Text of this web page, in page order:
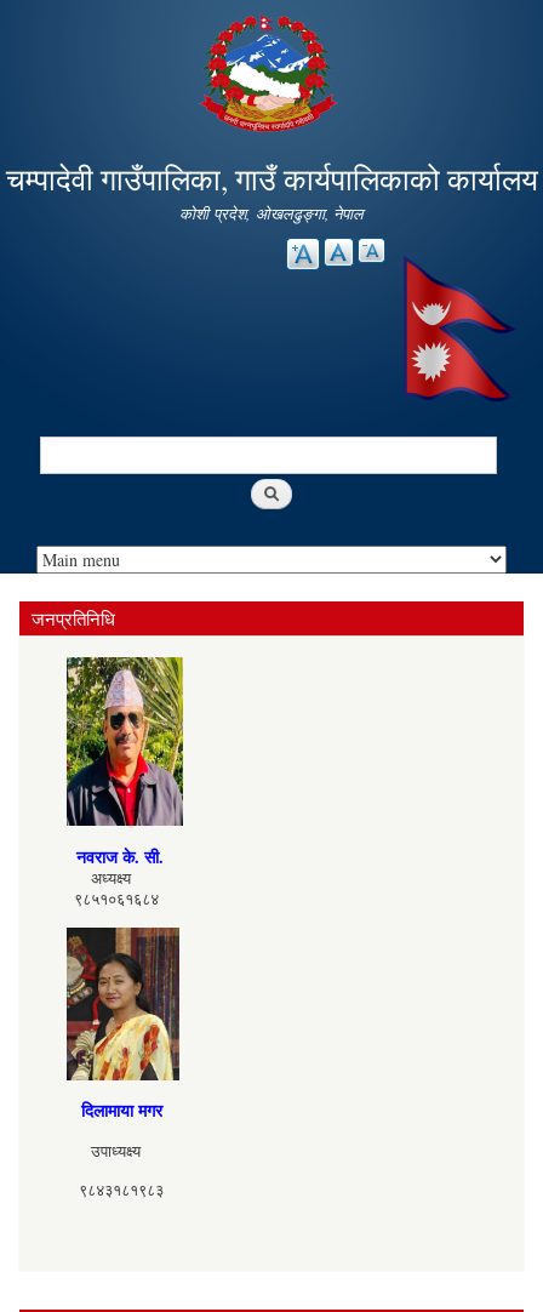
main
content
चम्पादेवी गाउँपालिका, गाउँ कार्यपालिकाको कार्यालय
कोशी प्रदेश, ओखलढुङ्गा, नेपाल
Search
जनप्रतिनिधि
नवराज के. सी.
अध्यक्ष्य
९८५१०६१६८४
दिलामाया मगर
उपाध्यक्ष्य
९८४३१८१९८३